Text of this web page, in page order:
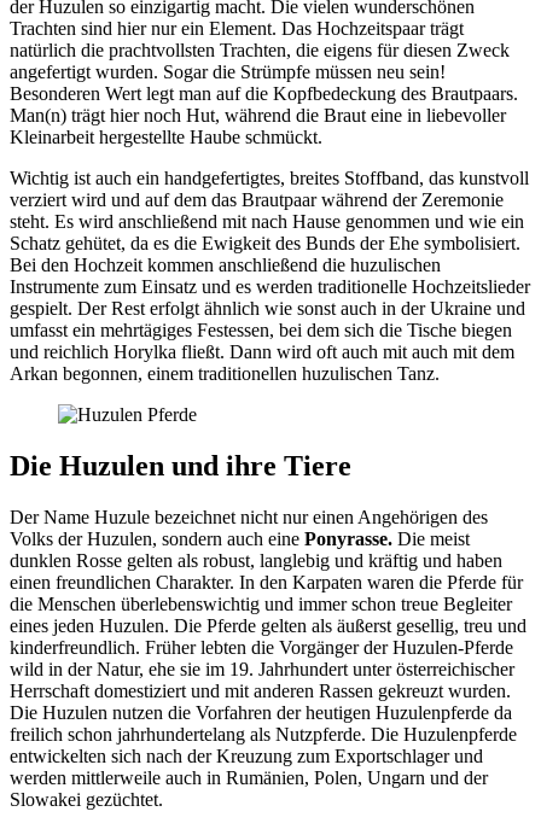
der Huzulen so einzigartig macht. Die vielen wunderschönen
Trachten sind hier nur ein Element. Das Hochzeitspaar trägt
natürlich die prachtvollsten Trachten, die eigens für diesen Zweck
angefertigt wurden. Sogar die Strümpfe müssen neu sein!
Besonderen Wert legt man auf die Kopfbedeckung des Brautpaars.
Man(n) trägt hier noch Hut, während die Braut eine in liebevoller
Kleinarbeit hergestellte Haube schmückt.
Wichtig ist auch ein handgefertigtes, breites Stoffband, das kunstvoll
verziert wird und auf dem das Brautpaar während der Zeremonie
steht. Es wird anschließend mit nach Hause genommen und wie ein
Schatz gehütet, da es die Ewigkeit des Bunds der Ehe symbolisiert.
Bei den Hochzeit kommen anschließend die huzulischen
Instrumente zum Einsatz und es werden traditionelle Hochzeitslieder
gespielt. Der Rest erfolgt ähnlich wie sonst auch in der Ukraine und
umfasst ein mehrtägiges Festessen, bei dem sich die Tische biegen
und reichlich Horylka fließt. Dann wird oft auch mit auch mit dem
Arkan begonnen, einem traditionellen huzulischen Tanz.
Die Huzulen und ihre Tiere
Der Name Huzule bezeichnet nicht nur einen Angehörigen des
Volks der Huzulen, sondern auch eine Ponyrasse. Die meist
dunklen Rosse gelten als robust, langlebig und kräftig und haben
einen freundlichen Charakter. In den Karpaten waren die Pferde für
die Menschen überlebenswichtig und immer schon treue Begleiter
eines jeden Huzulen. Die Pferde gelten als äußerst gesellig, treu und
kinderfreundlich. Früher lebten die Vorgänger der Huzulen-Pferde
wild in der Natur, ehe sie im 19. Jahrhundert unter österreichischer
Herrschaft domestiziert und mit anderen Rassen gekreuzt wurden.
Die Huzulen nutzen die Vorfahren der heutigen Huzulenpferde da
freilich schon jahrhundertelang als Nutzpferde. Die Huzulenpferde
entwickelten sich nach der Kreuzung zum Exportschlager und
werden mittlerweile auch in Rumänien, Polen, Ungarn und der
Slowakei gezüchtet.